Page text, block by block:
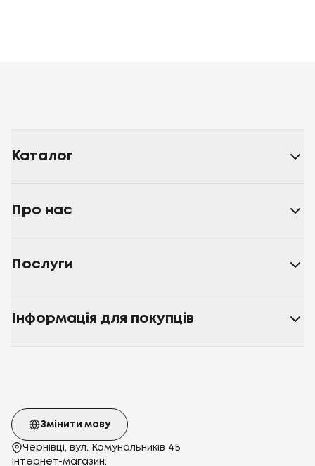
Каталог
Про нас
Послуги
Інформація для покупців
Чернівці, вул. Комунальників 4Б
Інтернет-магазин:
Змінити мову